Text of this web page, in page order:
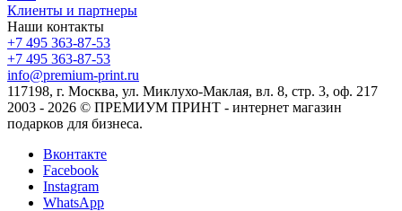
Клиенты и партнеры
Наши контакты
+7 495 363-87-53
+7 495 363-87-53
info@premium-print.ru
117198, г. Москва, ул. Миклухо-Маклая, вл. 8, стр. 3, оф. 217
2003 - 2026 © ПРЕМИУМ ПРИНТ - интернет магазин
подарков для бизнеса.
Вконтакте
Facebook
Instagram
WhatsApp